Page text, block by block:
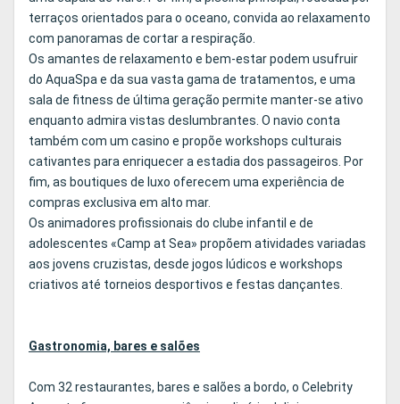
terraços orientados para o oceano, convida ao relaxamento
com panoramas de cortar a respiração.
Os amantes de relaxamento e bem-estar podem usufruir
do AquaSpa e da sua vasta gama de tratamentos, e uma
sala de fitness de última geração permite manter-se ativo
enquanto admira vistas deslumbrantes. O navio conta
também com um casino e propõe workshops culturais
cativantes para enriquecer a estadia dos passageiros. Por
fim, as boutiques de luxo oferecem uma experiência de
compras exclusiva em alto mar.
Os animadores profissionais do clube infantil e de
adolescentes «Camp at Sea» propõem atividades variadas
aos jovens cruzistas, desde jogos lúdicos e workshops
criativos até torneios desportivos e festas dançantes.
Gastronomia, bares e salões
Com 32 restaurantes, bares e salões a bordo, o Celebrity